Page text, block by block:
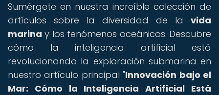
Sumérgete en nuestra increíble colección de
artículos sobre la diversidad de la vida
marina y los fenómenos oceánicos. Descubre
cómo la inteligencia artificial está
revolucionando la exploración submarina en
nuestro artículo principal "Innovación bajo el
Mar: Cómo la Inteligencia Artificial Está